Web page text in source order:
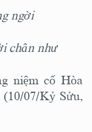
ngời
chân như
niệm cố Hòa
07/Kỷ Sửu,